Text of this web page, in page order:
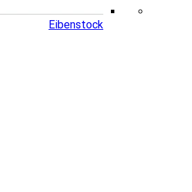
Eibenstock